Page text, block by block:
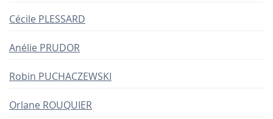
Cécile PLESSARD
Anélie PRUDOR
Robin PUCHACZEWSKI
Orlane ROUQUIER